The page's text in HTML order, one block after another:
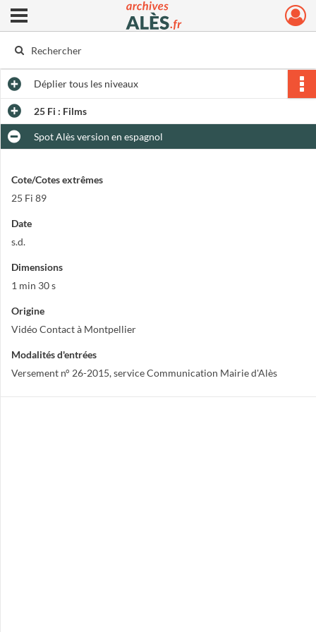
Archives municipales d'Alès
Ouvrir le menu déroulant
Dépliertous les niveaux
25 Fi : Films
Spot Alès version en espagnol
Cote/Cotes extrêmes
25 Fi 89
Date
s.d.
Dimensions
1 min 30 s
Origine
Vidéo Contact à Montpellier
Modalités d'entrées
Versement n° 26-2015, service Communication Mairie d'Alès